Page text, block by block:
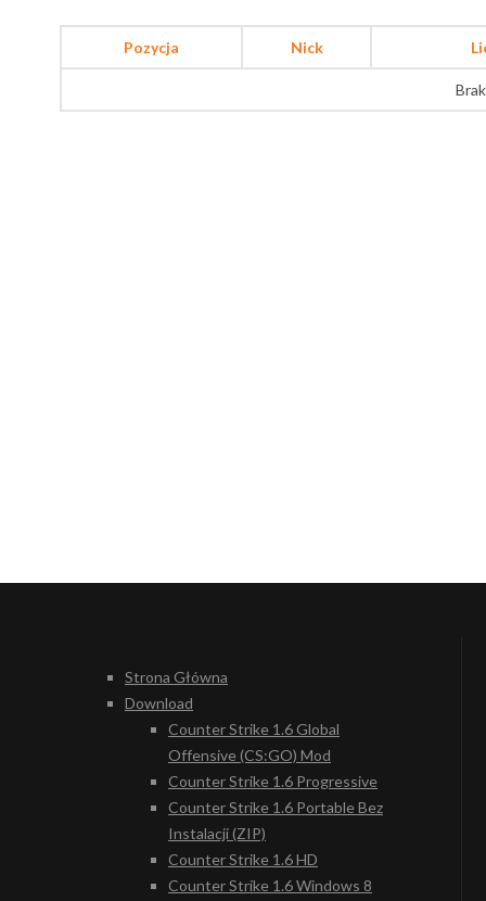
Pozycja Nick
Strona Główna
Download
Counter Strike 1.6 Global
Offensive (CS:GO) Mod
Counter Strike 1.6 Progressive
Counter Strike 1.6 Portable Bez
Instalacji (ZIP)
Counter Strike 1.6 HD
Counter Strike 1.6 Windows 8